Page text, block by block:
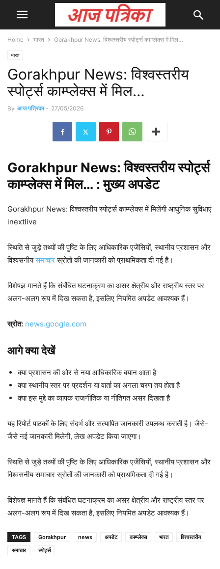
Home भारत Gorakhpur News: विश्वस्तरीय स्पोर्ट्स काम्प्लेक्स में मिल…
भारत
Gorakhpur News: विश्वस्तरीय
स्पोर्ट्स काम्प्लेक्स में मिल…
By आज पत्रिका - 27/05/2026
Gorakhpur News: विश्वस्तरीय स्पोर्ट्स
काम्प्लेक्स में मिल… : मुख्यअपडेट
Gorakhpur News: विश्वस्तरीय स्पोर्ट्स काम्प्लेक्स में मिलेंगी आधुनिक सुविधाएं
inextlive
स्थिति से जुड़े तथ्यों की पुष्टि के लिए आधिकारिक एजेंसियों, स्थानीय प्रशासन और
विश्वसनीयसमाचारस्रोतों की जानकारी को प्राथमिकता दी गई है।
विशेषज्ञ मानते हैं कि संबंधित घटनाक्रम का असर क्षेत्रीय और राष्ट्रीय स्तर पर
अलग-अलग रूप में दिख सकता है, इसलिए नियमित अपडेट आवश्यक हैं।
स्रोत: news.google.com
आगे क्या देखें
क्या प्रशासन की ओर से नया आधिकारिक बयान आता है
क्या स्थानीय स्तर पर प्रदर्शन या वार्ता का अगला चरण तय होता है
क्या इस मुद्दे का व्यापक राजनीतिक या नीतिगत असर दिखता है
यह रिपोर्ट पाठकों के लिए संदर्भ और सत्यापित जानकारी उपलब्ध कराती है। जैसे-
जैसे नई जानकारी मिलेगी, लेख अपडेट किया जाएगा।
स्थिति से जुड़े तथ्यों की पुष्टि के लिए आधिकारिक एजेंसियों, स्थानीय प्रशासन और
विश्वसनीय समाचार स्रोतों की जानकारी को प्राथमिकता दी गई है।
विशेषज्ञ मानते हैं कि संबंधित घटनाक्रम का असर क्षेत्रीय और राष्ट्रीय स्तर पर
अलग-अलग रूप में दिख सकता है, इसलिए नियमित अपडेट आवश्यक हैं।
TAGS Gorakhpur news अपडेट काम्प्लेक्स भारत
विश्वस्तरीय
समाचार
स्पोर्ट्स